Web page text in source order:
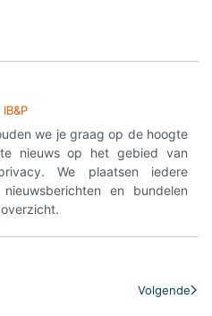
IB&P
we je graag op de hoogte
nieuws op het gebied van
We plaatsen iedere
en bundelen
Volgende